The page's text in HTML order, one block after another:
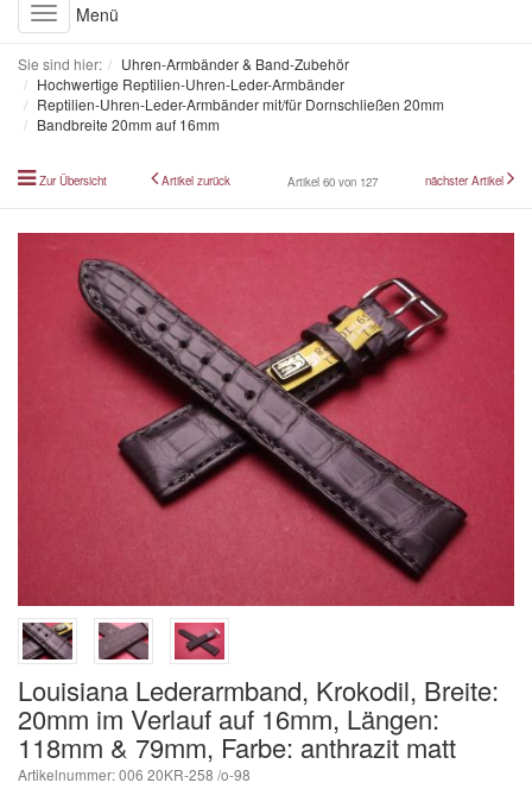
Toggle
navigation
Menü
Sie sind hier:
Uhren-Armbänder & Band-Zubehör
Hochwertige Reptilien-Uhren-Leder-Armbänder
Reptilien-Uhren-Leder-Armbänder mit/für Dornschließen 20mm
Bandbreite 20mm auf 16mm
Zur Übersicht Artikel zurück Artikel 60 von 127 nächster Artikel
Louisiana Lederarmband, Krokodil, Breite:
20mm im Verlauf auf 16mm, Längen:
118mm & 79mm, Farbe: anthrazit matt
Artikelnummer: 006 20KR-258 /o-98